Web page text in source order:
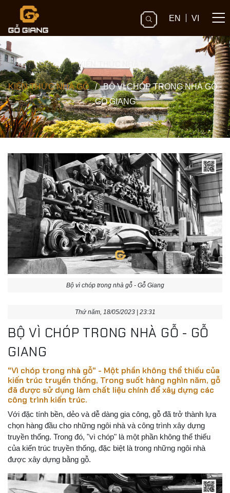
EN VI
KIẾN THỨC NHÀ GỖ
KIẾN THỨC NHÀ GỖ /
BỘ VÌ CHÓP TRONG NHÀ GỖ -
GỖ GIANG
Bộ vì chóp trong nhà gỗ - Gỗ Giang
Thứ năm, 18/05/2023 | 23:31
BỘ VÌ CHÓP TRONG NHÀ GỖ - GỖ
GIANG
"Vì chóp trong nhà gỗ" - Một phần không thể thiếu của
kiến trúc truyền thống, Trong suốt hàng nghìn năm, gỗ
đã được sử dụng làm chất liệu chính để xây dựng các
công trình kiến trúc.
Với đặc tính bền, dẻo và dễ dàng gia công, gỗ đã trở thành lựa
chọn hàng đầu cho những ngôi nhà và công trình xây dựng
truyền thống. Trong đó, "vì chóp" là một phần không thể thiếu
của kiến trúc truyền thống, đặc biệt là trong những ngôi nhà
được xây dựng bằng gỗ.